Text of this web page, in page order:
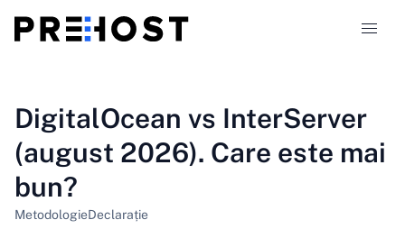
Comparații
DigitalOcean vs InterServer
(august 2026). Care este mai
bun?
MetodologieDeclarație